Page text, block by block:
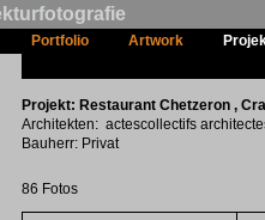
Portfolio Artwork
Projekt: Restaurant Chetzeron ,
Architekten: actescollectifs
Bauherr: Privat
86 Fotos